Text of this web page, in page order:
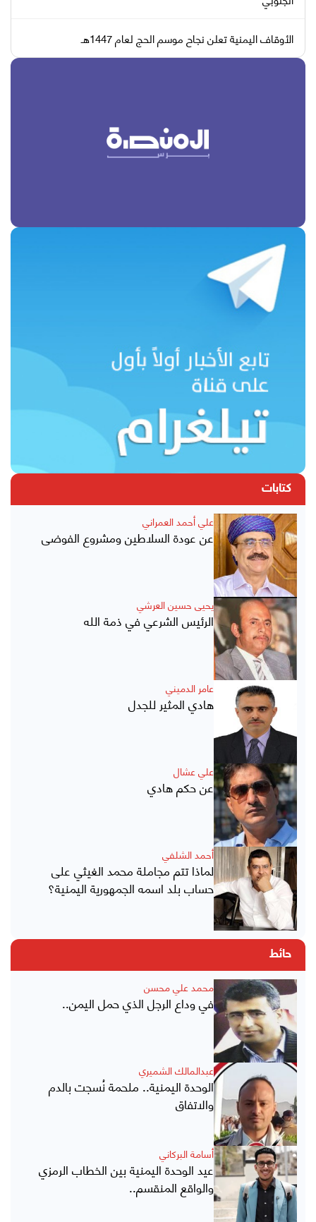
الأوقاف اليمنية تعلن نجاح موسم الحج لعام 1447هـ
كتابات
علي أحمد العمراني
عن عودة السلاطين ومشروع الفوضى
يحيى حسين العرشي
الرئيس الشرعي في ذمة الله
عامر الدميني
هادي المثير للجدل
علي عشال
عن حكم هادي
أحمد الشلفي
لماذا تتم مجاملة محمد الغيثي على
حساب بلد اسمه الجمهورية اليمنية؟
حائط
محمد علي محسن
في وداع الرجل الذي حمل اليمن..
عبدالمالك الشميري
الوحدة اليمنية.. ملحمة نُسجت بالدم
والاتفاق
أسامة البركاني
عيد الوحدة اليمنية بين الخطاب الرمزي
والواقع المنقسم..